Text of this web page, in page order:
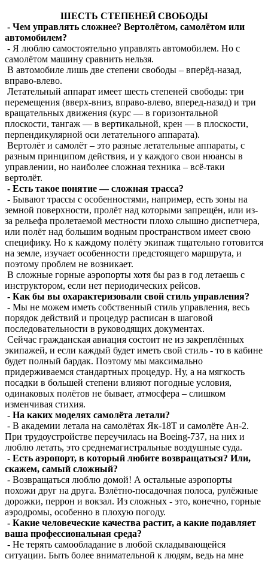
ШЕСТЬ СТЕПЕНЕЙ СВОБОДЫ
- Чем управлять сложнее? Вертолётом, самолётом или
автомобилем?
- Я люблю самостоятельно управлять автомобилем. Но с
самолётом машину сравнить нельзя.
В автомобиле лишь две степени свободы – вперёд-назад,
вправо-влево.
Летательный аппарат имеет шесть степеней свободы: три
перемещения (вверх-вниз, вправо-влево, вперед-назад) и три
вращательных движения (курс — в горизонтальной
плоскости, тангаж — в вертикальной, крен — в плоскости,
перпендикулярной оси летательного аппарата).
Вертолёт и самолёт – это разные летательные аппараты, с
разным принципом действия, и у каждого свои нюансы в
управлении, но наиболее сложная техника – всё-таки
вертолёт.
- Есть такое понятие — сложная трасса?
- Бывают трассы с особенностями, например, есть зоны на
земной поверхности, пролёт над которыми запрещён, или из-
за рельефа пролетаемой местности плохо слышно диспетчера,
или полёт над большим водным пространством имеет свою
специфику. Но к каждому полёту экипаж тщательно готовится
на земле, изучает особенности предстоящего маршрута, и
поэтому проблем не возникает.
В сложные горные аэропорты хотя бы раз в год летаешь с
инструктором, если нет периодических рейсов.
- Как бы вы охарактеризовали свой стиль управления?
- Мы не можем иметь собственный стиль управления, весь
порядок действий и процедур расписан в шаговой
последовательности в руководящих документах.
Сейчас гражданская авиация состоит не из закреплённых
экипажей, и если каждый будет иметь свой стиль - то в кабине
будет полный бардак. Поэтому мы максимально
придерживаемся стандартных процедур. Ну, а на мягкость
посадки в большей степени влияют погодные условия,
одинаковых полётов не бывает, атмосфера – слишком
изменчивая стихия.
- На каких моделях самолёта летали?
- В академии летала на самолётах Як-18Т и самолёте Ан-2.
При трудоустройстве переучилась на Boeing-737, на них и
люблю летать, это среднемагистральные воздушные суда.
- Есть аэропорт, в который любите возвращаться? Или,
скажем, самый сложный?
- Возвращаться люблю домой! А остальные аэропорты
похожи друг на друга. Взлётно-посадочная полоса, рулёжные
дорожки, перрон и вокзал. Из сложных - это, конечно, горные
аэродромы, особенно в плохую погоду.
- Какие человеческие качества растит, а какие подавляет
ваша профессиональная среда?
- Не терять самообладание в любой складывающейся
ситуации. Быть более внимательной к людям, ведь на мне